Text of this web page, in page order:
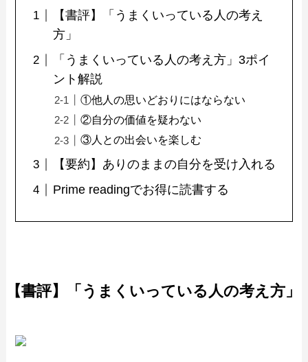
【書評】「うまくいっている人の考え
方」
「うまくいっている人の考え方」3ポイ
ント解説
①他人の思いどおりにはならない
②自分の価値を疑わない
③人との出会いを楽しむ
【要約】ありのままの自分を受け入れる
Prime readingでお得に読書する
【書評】「うまくいっている人の考え方」